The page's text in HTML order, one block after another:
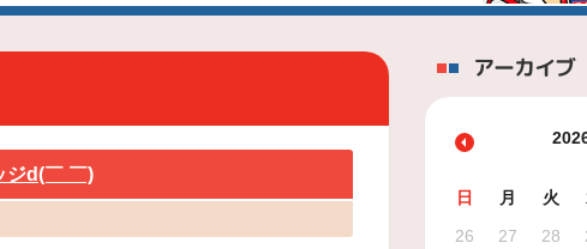
ジd(￣ ￣)
アーカイブ
日 月 火
26
27 28